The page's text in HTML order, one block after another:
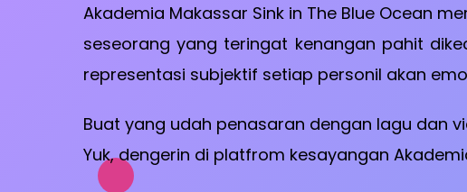
Akademia Makassar Sink in The Blue Ocean
seseorang yang teringat kenangan pahit
representasi subjektif setiap personil akan
Buat yang udah penasaran dengan lagu dan
Yuk, dengerin di platfrom kesayangan